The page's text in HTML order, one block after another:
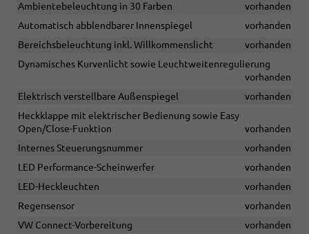
Ambientebeleuchtung in 30 Farben
vorhanden
Automatisch abblendbarer Innenspiegel
vorhanden
Bereichsbeleuchtung inkl. Willkommenslicht
vorhanden
Dynamisches Kurvenlicht sowie Leuchtweitenregulierung
vorhanden
Elektrisch verstellbare Außenspiegel
vorhanden
Heckklappe mit elektrischer Bedienung sowie Easy
Open/Close-Funktion
vorhanden
Internes Steuerungsnummer
vorhanden
LED Performance-Scheinwerfer
vorhanden
LED-Heckleuchten
vorhanden
Regensensor
vorhanden
VW Connect-Vorbereitung
vorhanden